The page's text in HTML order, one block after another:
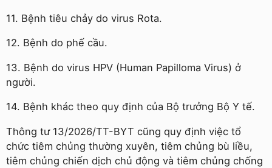
11. Bệnh tiêu chảy do virus Rota.
12. Bệnh do phế cầu.
13. Bệnh do virus HPV (Human Papilloma Virus) ở
người.
14. Bệnh khác theo quy định của Bộ trưởng Bộ Y tế.
Thông tư 13/2026/TT-BYT cũng quy định việc tổ
chức tiêm chủng thường xuyên, tiêm chủng bù liều,
tiêm chủng chiến dịch chủ động và tiêm chủng chống